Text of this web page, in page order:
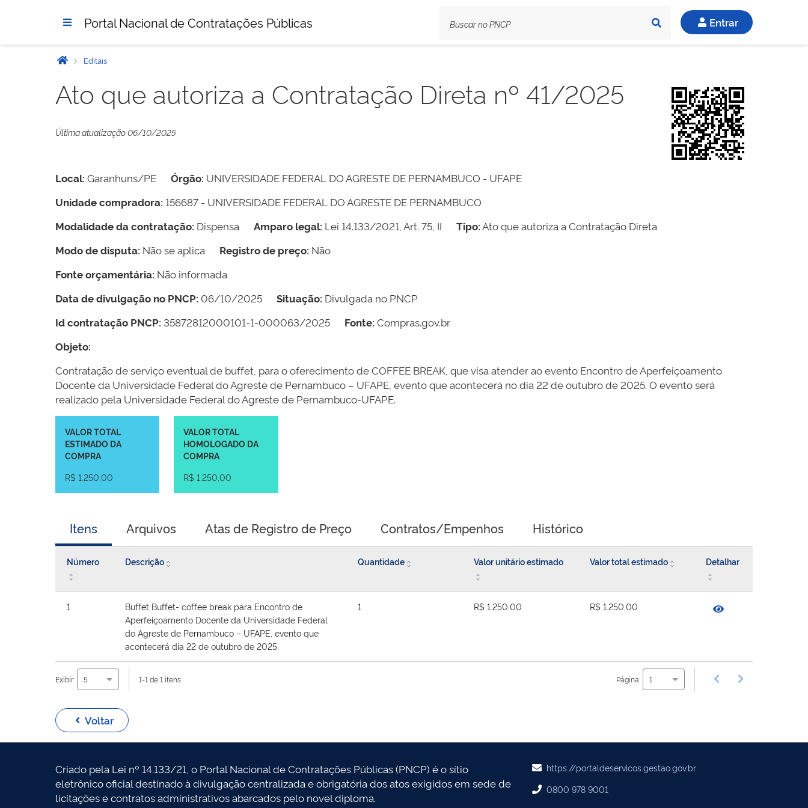
Portal Nacional de Contratações Públicas Entrar
Editais
Ato que autoriza a Contratação Direta nº 41/2025
Última atualização 06/10/2025
Local: Garanhuns/PE Órgão: UNIVERSIDADE FEDERAL DO AGRESTE DE PERNAMBUCO - UFAPE
Unidade compradora: 156687 - UNIVERSIDADE FEDERAL DO AGRESTE DE PERNAMBUCO
Modalidade da contratação: Dispensa Amparo legal: Lei 14.133/2021, Art. 75, II Tipo:Ato que autoriza a Contratação Direta
Modo de disputa: Não se aplica Registro de preço: Não
Fonte orçamentária: Não informada
Data de divulgação no PNCP: 06/10/2025 Situação: Divulgada no PNCP
Id contratação PNCP: 35872812000101-1-000063/2025 Fonte: Compras.gov.br
Objeto:
Contratação de serviço eventual de buffet, para o oferecimento de COFFEE BREAK, que visa atender ao evento Encontro de Aperfeiçoamento
Docente da Universidade Federal do Agreste de Pernambuco – UFAPE, evento que acontecerá no dia 22 de outubro de 2025. O evento será
realizado pela Universidade Federal do Agreste de Pernambuco-UFAPE.
VALOR TOTAL
ESTIMADO DA
COMPRA
R$ 1.250,00
VALOR TOTAL
HOMOLOGADO DA
COMPRA
R$ 1.250,00
Itens Arquivos Atas de Registro de Preço Contratos/Empenhos Histórico
Número Descrição Quantidade Valor unitário estimado Valor total estimado Detalhar
1
Buffet Buffet- coffee break para Encontro de
Aperfeiçoamento Docente da Universidade Federal
do Agreste de Pernambuco – UFAPE, evento que
acontecerá dia 22 de outubro de 2025.
1 R$ 1.250,00 R$ 1.250,00
Exibir: 5 1-1 de 1 itens Página: 1
Voltar
Criado pela Lei nº 14.133/21, o Portal Nacional de Contratações Públicas (PNCP) é o sítio
eletrônico oficial destinado à divulgação centralizada e obrigatória dos atos exigidos em sede de
licitações e contratos administrativos abarcados pelo novel diploma.
https://portaldeservicos.gestao.gov.br
0800 978 9001